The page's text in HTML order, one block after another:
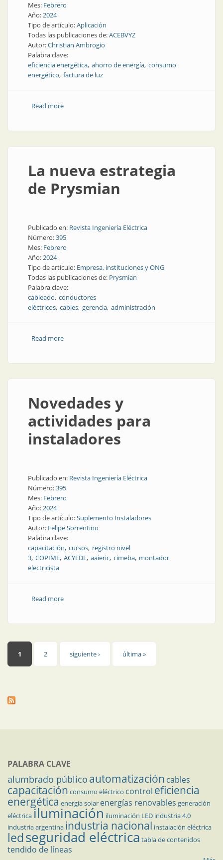
Mes: Febrero
Año:2024
Tipo de artículo:Aplicación
Todas las publicaciones de:ACEBVYZ
Autor:Christian Ambrogio
Palabra clave:
eficiencia energética ahorro de energía consumo
energético factura de luz
Read moreabout Consejos prácticos para el ahorro de energía
La nueva estrategia
de Prysmian
Publicado en: Revista Ingeniería Eléctrica
Número:395
Mes: Febrero
Año:2024
Tipo de artículo: Empresa, instituciones y ONG
Todas las publicaciones de: Prysmian
Palabra clave:
cableado conductores
eléctricos cables gerencia administración
Read moreabout La nueva estrategia de Prysmian
Novedades y
actividades para
instaladores
Publicado en: Revista Ingeniería Eléctrica
Número:395
Mes: Febrero
Año:2024
Tipo de artículo:Suplemento Instaladores
Autor: Felipe Sorrentino
Palabra clave:
capacitación cursos registro nivel
3 COPIME ACYEDE aaieric cimeba montador
electricista
Read moreabout Novedades y actividades para instaladores
Páginas
1 2 siguiente › última »
PALABRA CLAVE
alumbrado público automatización cables
capacitación consumo eléctrico control eficiencia
energética energía solar energías renovables generación
eléctricailuminación iluminación LED industria 4.0
industria argentina industria nacional instalación eléctrica
ledseguridad eléctrica tabla de contenidos
tendido de líneas